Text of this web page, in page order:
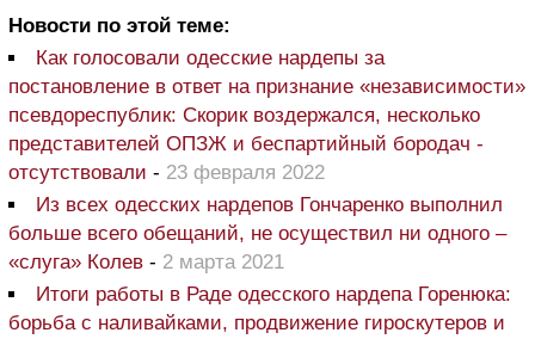
Новости по этой теме:
Как голосовали одесские нардепы за
постановление в ответ на признание «независимости»
псевдореспублик: Скорик воздержался, несколько
представителей ОПЗЖ и беспартийный бородач -
отсутствовали - 23 февраля 2022
Из всех одесских нардепов Гончаренко выполнил
больше всего обещаний, не осуществил ни одного –
«слуга» Колев - 2 марта 2021
Итоги работы в Раде одесского нардепа Горенюка:
борьба с наливайками, продвижение гироскутеров и